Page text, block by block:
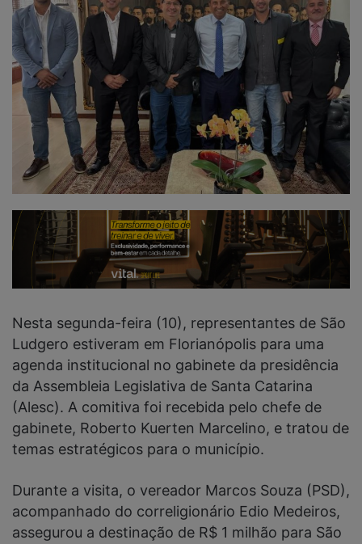
Nesta segunda-feira (10), representantes de São
Ludgero estiveram em Florianópolis para uma
agenda institucional no gabinete da presidência
da Assembleia Legislativa de Santa Catarina
(Alesc). A comitiva foi recebida pelo chefe de
gabinete, Roberto Kuerten Marcelino, e tratou de
temas estratégicos para o município.
Durante a visita, o vereador Marcos Souza (PSD),
acompanhado do correligionário Edio Medeiros,
assegurou a destinação de R$ 1 milhão para São